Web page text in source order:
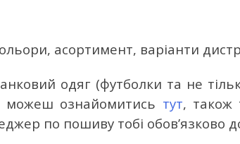
асортимент, варіанти
одяг (футболки та не
можеш ознайомитись тут, також
по пошиву тобі обов’язково